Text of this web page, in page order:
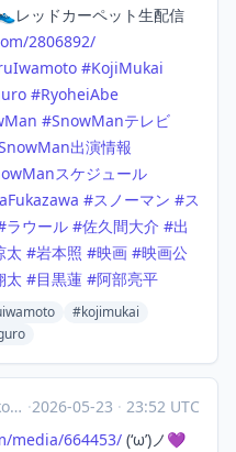
レッドカーペット生配信
2806892/
#KojiMukai
#RyoheiAbe
#SnowManテレビ
出演情報
スケジュール
#スノーマン #ス
ラウール #佐久間大介 #出
太 #岩本照 #映画 #映画公
太 #目黒蓮 #阿部亮平
#kojimukai
·2026-05-23 · 23:52 UTC
media/664453/ (‘ω’)ノ💜